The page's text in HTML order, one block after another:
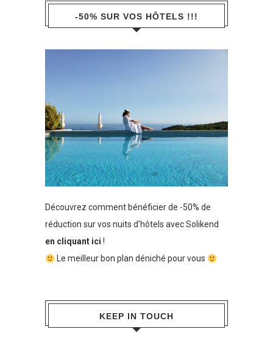
-50% SUR VOS HÔTELS !!!
Découvrez comment bénéficier de -50% de
réduction sur vos nuits d’hôtels avec Solikend
en cliquant ici !
Le meilleur bon plan déniché pour vous
KEEP IN TOUCH